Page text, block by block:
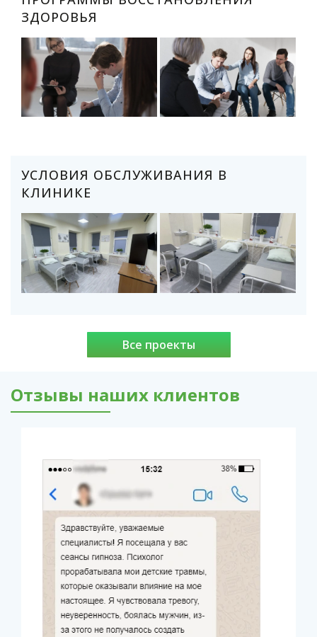
ЗДОРОВЬЯ
УСЛОВИЯ ОБСЛУЖИВАНИЯ В
КЛИНИКЕ
Все проекты
Отзывы наших клиентов